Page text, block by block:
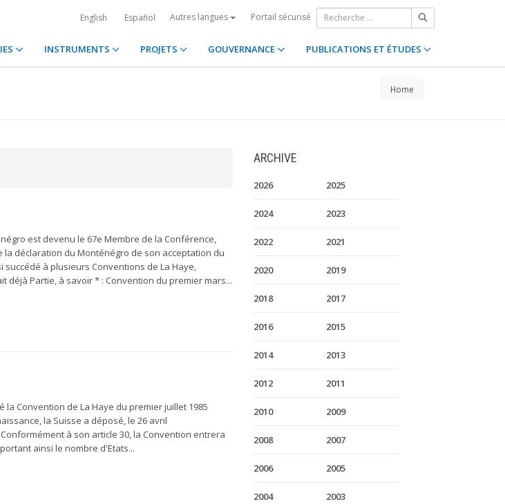
English Español Autres langues Portail sécurisé
INSTRUMENTS PROJETS GOUVERNANCE PUBLICATIONS ET ÉTUDES
Home
est devenu le 67e Membre de la Conférence,
déclaration du Monténégro de son acceptation du
à plusieurs Conventions de La Haye,
Partie, à savoir * : Convention du premier mars...
Convention de La Haye du premier juillet 1985
la Suisse a déposé, le 26 avril
à son article 30, la Convention entrera
ainsi le nombre d'Etats...
ARCHIVE
2026 2025
2024 2023
2022 2021
2020 2019
2018 2017
2016 2015
2014 2013
2012 2011
2010 2009
2008 2007
2006 2005
2004 2003